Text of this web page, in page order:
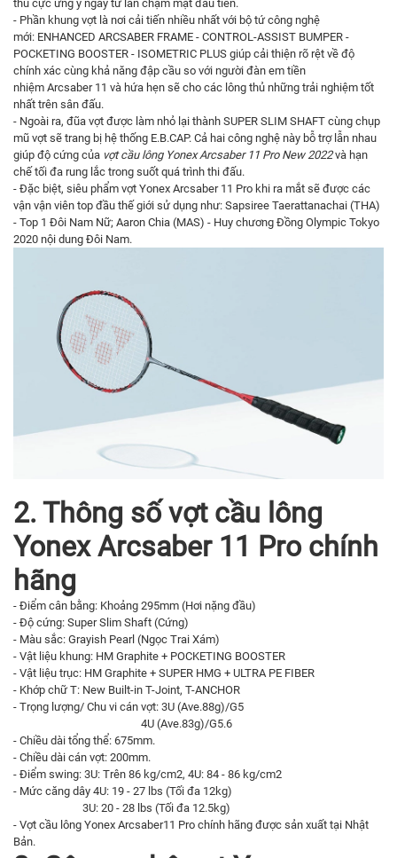
thủ cực ưng ý ngay từ lần chạm mặt đầu tiên.
- Phần khung vợt là nơi cải tiến nhiều nhất với bộ tứ công nghệ
mới: ENHANCED ARCSABER FRAME - CONTROL-ASSIST BUMPER -
POCKETING BOOSTER - ISOMETRIC PLUS giúp cải thiện rõ rệt về độ
chính xác cùng khả năng đập cầu so với người đàn em tiền
nhiệm Arcsaber 11 và hứa hẹn sẽ cho các lông thủ những trải nghiệm tốt
nhất trên sân đấu.
- Ngoài ra, đũa vợt được làm nhỏ lại thành SUPER SLIM SHAFT cùng chụp
mũ vợt sẽ trang bị hệ thống E.B.CAP. Cả hai công nghệ này bỗ trợ lẫn nhau
giúp độ cứng của vợt cầu lông Yonex Arcsaber 11 Pro New 2022và hạn
chế tối đa rung lắc trong suốt quá trình thi đấu.
- Đặc biệt, siêu phẩm vợt Yonex Arcsaber 11 Pro khi ra mắt sẽ được các
vận vận viên top đầu thế giới sử dụng như: Sapsiree Taerattanachai (THA)
- Top 1 Đôi Nam Nữ; Aaron Chia (MAS) - Huy chương Đồng Olympic Tokyo
2020 nội dung Đôi Nam.
2. Thông số vợt cầu lông
Yonex Arcsaber 11 Pro chính
hãng
- Điểm cân bằng: Khoảng 295mm (Hơi nặng đầu)
- Độ cứng: Super Slim Shaft (Cứng)
- Màu sắc: Grayish Pearl (Ngọc Trai Xám)
- Vật liệu khung: HM Graphite + POCKETING BOOSTER
- Vật liệu trục: HM Graphite + SUPER HMG + ULTRA PE FIBER
- Khớp chữ T: New Built-in T-Joint, T-ANCHOR
- Trọng lượng/ Chu vi cán vợt: 3U (Ave.88g)/G5
4U (Ave.83g)/G5.6
- Chiều dài tổng thể: 675mm.
- Chiều dài cán vợt: 200mm.
- Điểm swing: 3U: Trên 86 kg/cm2, 4U: 84 - 86 kg/cm2
- Mức căng dây 4U: 19 - 27 lbs (Tối đa 12kg)
3U: 20 - 28 lbs (Tối đa 12.5kg)
- Vợt cầu lông Yonex Arcsaber11 Pro chính hãng được sản xuất tại Nhật
Bản.